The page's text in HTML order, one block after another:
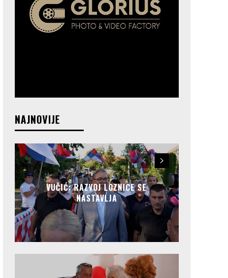
NAJNOVIJE
VUČIĆ: RAZVOJ LOZNICE SE
NASTAVLJA